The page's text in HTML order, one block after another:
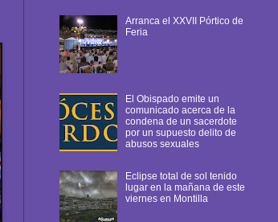
Arranca el XXVII Pórtico de
Feria
El Obispado emite un
comunicado acerca de la
condena de un sacerdote
por un supuesto delito de
abusos sexuales
Eclipse total de sol tenido
lugar en la mañana de este
viernes en Montilla